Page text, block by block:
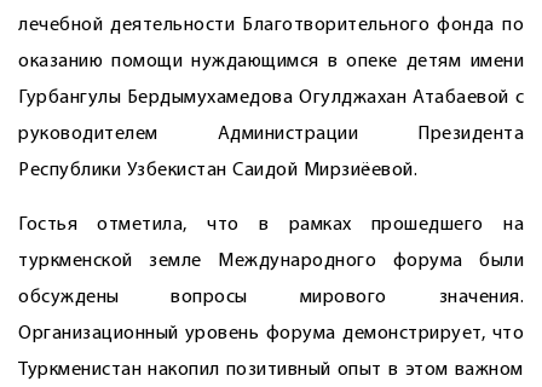
лечебной деятельности Благотворительного фонда по
оказанию помощи нуждающимся в опеке детям имени
Гурбангулы Бердымухамедова ­Огулджахан ­Атабаевой с
руководителем Администрации Президента
Республики Узбекистан ­Саидой Мирзиёевой.
Гостья отметила, что в рамках прошедшего на
туркменской земле Международного форума были
обсуждены вопросы мирового значения.
Организационный уровень форума демонстрирует, что
Туркменистан накопил позитивный опыт в этом важном